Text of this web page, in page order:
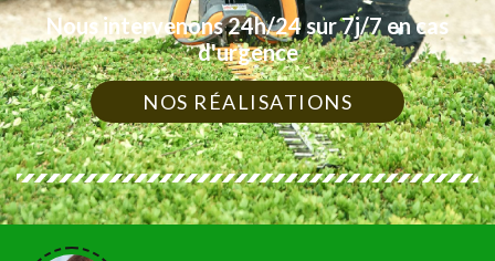
Nous intervenons 24h/24 sur 7j/7 en cas
d'urgence
NOS RÉALISATIONS